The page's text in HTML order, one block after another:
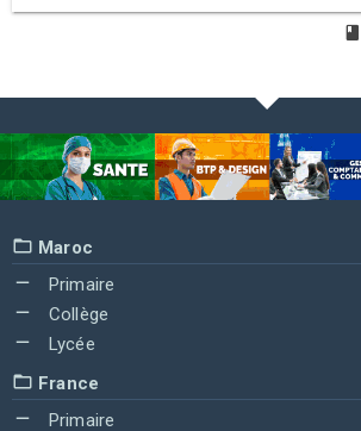
Maroc
Primaire
Collège
Lycée
France
Primaire